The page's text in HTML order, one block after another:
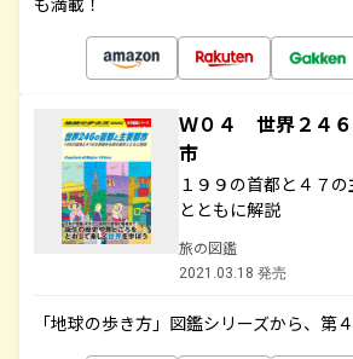
Ｗ０４ 世界２４
市
１９９の首都と４７
とともに解説
旅の図鑑
2021.03.18 発売
「地球の歩き方」図鑑シリーズから、第